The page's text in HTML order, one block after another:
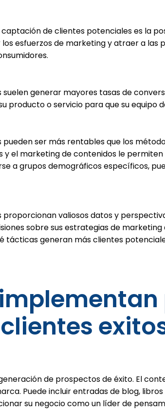
de clientes potenciales es la
esfuerzos de marketing y atraer a las
generar mayores tasas de
producto o servicio para que su equipo
ser más rentables que los
el marketing de contenidos le
a grupos demográficos específicos,
valiosos datos y
sobre sus estrategias de
tácticas generan más clientes
de prospectos de éxito. El
Puede incluir entradas de blog,
su negocio como un líder de